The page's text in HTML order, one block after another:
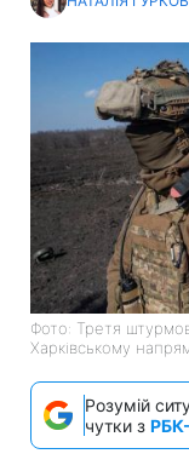
Фото: Третя
Харківському
Розумій
чутки з